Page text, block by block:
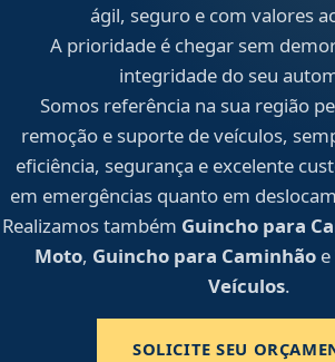
ágil, seguro e com valores
A prioridade é chegar sem
integridade do seu
Somos referência na sua região
remoção e suporte de veículos,
eficiência, segurança e excelente
em emergências quanto em
Realizamos também Guincho para
Moto, Guincho para Caminhãoe
Veículos.
SOLICITE SEU